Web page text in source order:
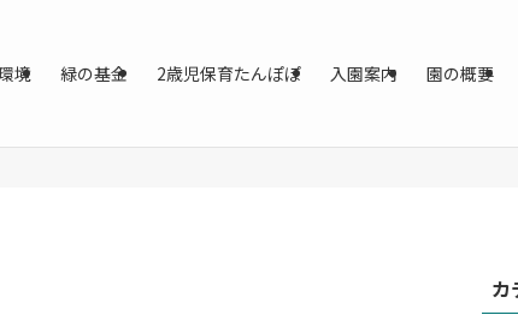
境 緑の基金 2歳児保育たんぽぽ 入園案内 園の概要
カ